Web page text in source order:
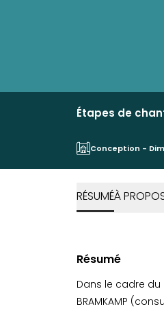
Étapes de
Conception -
RÉSUMÉÀ
Résumé
Dans le cadre du
BRAMKAMP